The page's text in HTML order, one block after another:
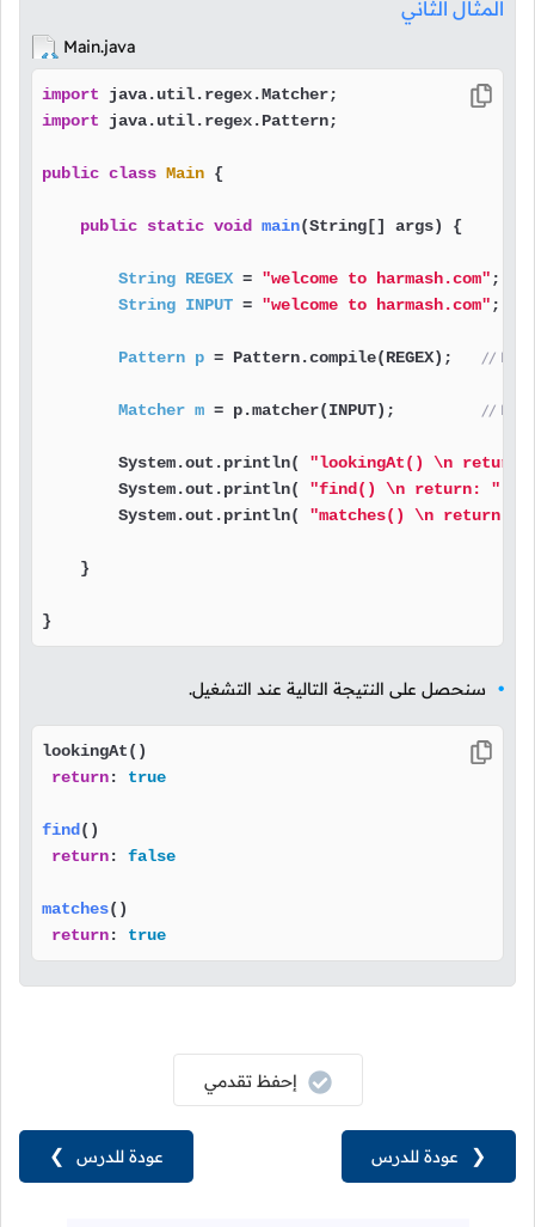
المثال الثاني
Main.java
import
import java.util.regex.Pattern;
public class Main {
public static void main(String[] args) {
String REGEX = "welcome to harmash.com" ;
String INPUT = "welcome to harmash.com" ;
Pattern p = Pattern.compile(REGEX);
Matcher m = p.matcher(INPUT);
        System.out.println(
"lookingAt() \n
        System.out.println(
"find() \n return: "
        System.out.println(
"matches() \n return: "
    }
}
سنحصل على النتيجة التالية عند التشغيل.
lookingAt()
return: true
find ()
return: false
matches()
return: true
عودة للدرس ❯
إحفظ تقدمي
❮ عودة للدرس